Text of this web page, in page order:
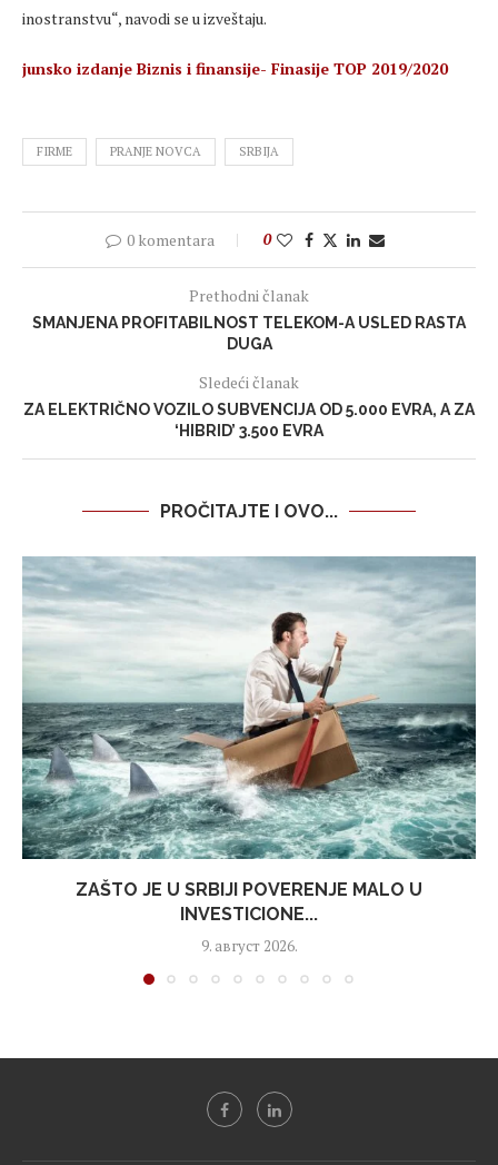
inostranstvu“, navodi se u izveštaju.
junsko izdanje Biznis i finansije- Finasije TOP 2019/2020
FIRME PRANJE NOVCA SRBIJA
0 komentara 0
Prethodni članak
SMANJENA PROFITABILNOST TELEKOM-A USLED RASTA
DUGA
Sledeći članak
ZA ELEKTRIČNO VOZILO SUBVENCIJA OD 5.000 EVRA, A ZA
‘HIBRID’ 3.500 EVRA
PROČITAJTE I OVO...
ZAŠTO JE U SRBIJI POVERENJE MALO U
INVESTICIONE...
9. август 2026.